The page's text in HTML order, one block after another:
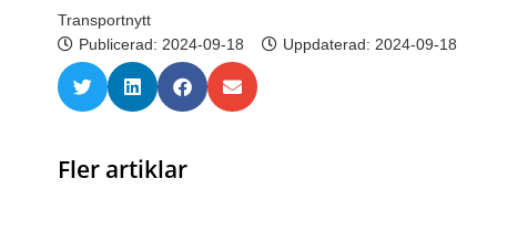
Transportnytt
Publicerad: 2024-09-18 Uppdaterad: 2024-09-18
Fler artiklar